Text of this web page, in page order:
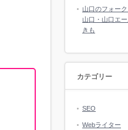
山口のフォー
山口・山口エ
きも
カテゴリー
SEO
Webライター